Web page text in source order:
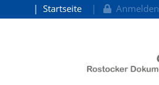
Startseite Anmelden